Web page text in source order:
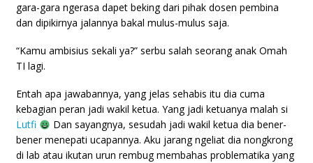
gara-gara ngerasa dapet beking dari pihak dosen pembina
dan dipikirnya jalannya bakal mulus-mulus saja.
“Kamu ambisius sekali ya?” serbu salah seorang anak Omah
TI lagi.
Entah apa jawabannya, yang jelas sehabis itu dia cuma
kebagian peran jadi wakil ketua. Yang jadi ketuanya malah si
Lutfi
Dan sayangnya, sesudah jadi wakil ketua dia bener-
bener menepati ucapannya. Aku jarang ngeliat dia nongkrong
di lab atau ikutan urun rembug membahas problematika yang